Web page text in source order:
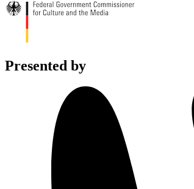
Presented by